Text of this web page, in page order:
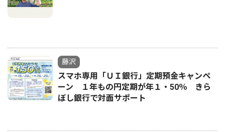
藤沢
スマホ専用「ＵＩ銀行」定期預金キャンペ
ーン １年もの円定期が年１・50％ きら
ぼし銀行で対面サポート